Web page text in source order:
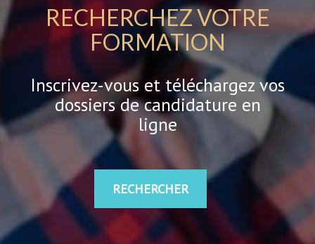
RECHERCHEZ VOTRE
FORMATION
Inscrivez-vous et téléchargez vos
dossiers de candidature en
ligne
RECHERCHER